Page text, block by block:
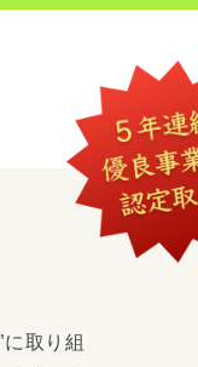
取り組